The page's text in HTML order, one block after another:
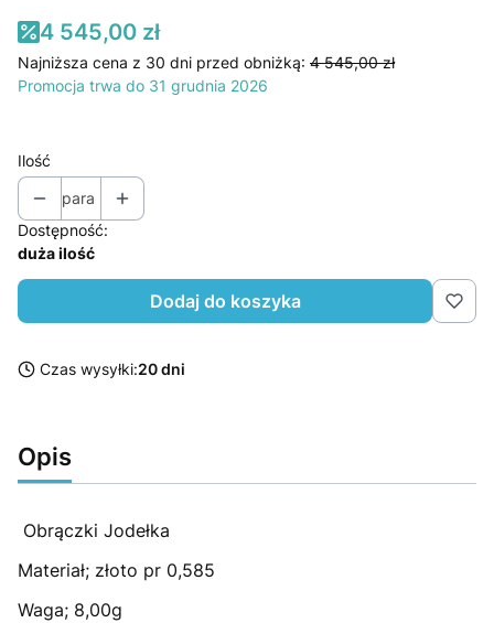
4 545,00 zł
Najniższa cena z 30 dni przed obniżką: 4 545,00 zł
Promocja trwa do 31 grudnia 2026
Ilość
para
Dostępność:
duża ilość
Dodaj do koszyka
Czas wysyłki:20 dni
Opis
Obrączki Jodełka
Materiał; złoto pr 0,585
Waga; 8,00g